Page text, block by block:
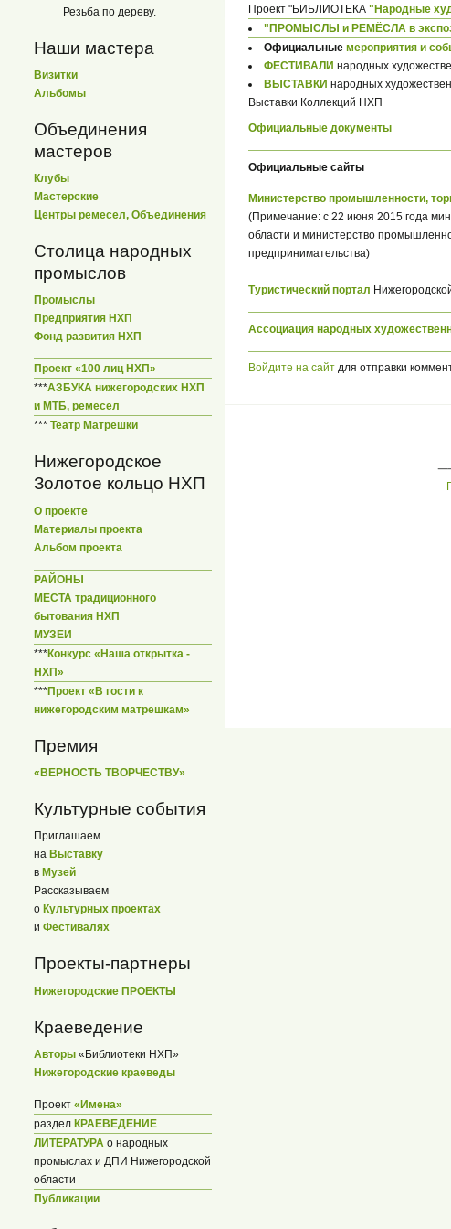
Резьба по дереву.
Наши мастера
Визитки
Альбомы
Объединения
мастеров
Клубы
Мастерские
Центры ремесел, Объединения
Столица народных
промыслов
Промыслы
Предприятия НХП
Фонд развития НХП
Проект «100 лиц НХП»
***АЗБУКА нижегородских НХП
и МТБ, ремесел
*** Театр Матрешки
Нижегородское
Золотое кольцо НХП
О проекте
Материалы проекта
Альбом проекта
РАЙОНЫ
МЕСТА традиционного
бытования НХП
МУЗЕИ
***Конкурс «Наша открытка -
НХП»
***Проект «В гости к
нижегородским матрешкам»
Премия
«ВЕРНОСТЬ ТВОРЧЕСТВУ»
Культурные события
Приглашаем
на Выставку
в Музей
Рассказываем
о Культурных проектах
и Фестивалях
Проекты-партнеры
Нижегородские ПРОЕКТЫ
Краеведение
Авторы «Библиотеки НХП»
Нижегородские краеведы
Проект «Имена»
раздел КРАЕВЕДЕНИЕ
ЛИТЕРАТУРА о народных
промыслах и ДПИ Нижегородской
области
Публикации
Проект "БИБЛИОТЕКА "Народные
"ПРОМЫСЛЫ и РЕМЁСЛА в
Официальные мероприятия и
ФЕСТИВАЛИ народных
ВЫСТАВКИ народных
Выставки Коллекций НХП
Официальные документы
Официальные сайты
Министерство промышленности,
(Примечание: с 22 июня 2015 года
области и министерство
предпринимательства)
Туристический портал
Ассоциация народных
Войдите на сайт для отправки